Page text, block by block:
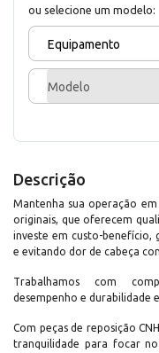
ou selecione um modelo:
Equipamento
Modelo
Descrição
Mantenha sua operação
originais, que oferecem
investe em custo-benefício,
e evitando dor de cabeça
Trabalhamos com
desempenho e durabilidade
Com peças de reposição
tranquilidade para focar